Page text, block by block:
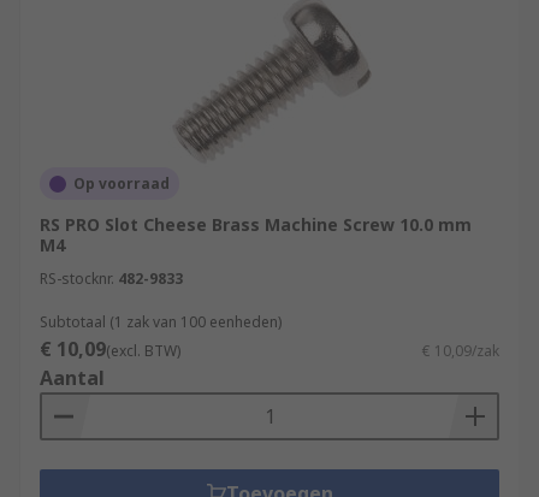
Op voorraad
RS PRO Slot Cheese Brass Machine Screw 10.0 mm
M4
RS-stocknr. 482-9833
Subtotaal (1 zak van 100 eenheden)
€ 10,09(excl. BTW) € 10,09/zak
Aantal